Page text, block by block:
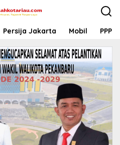
Persija Jakarta Mobil PPP